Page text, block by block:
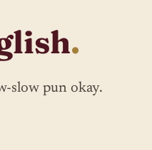
.
slow pun okay.